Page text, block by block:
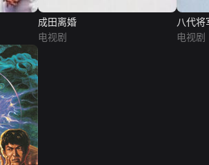
成田离婚
电视剧
八代将
电视剧